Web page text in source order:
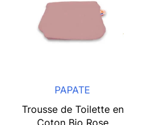
PAPATE
Trousse de Toilette en
Coton Bio Rose